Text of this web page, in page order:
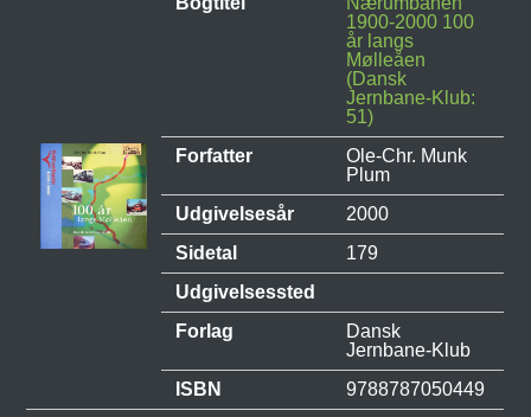
1900-2000 100
år langs
Mølleåen
(Dansk
Jernbane-Klub:
51)
Forfatter
Ole-Chr. Munk
Plum
Udgivelsesår
2000
Sidetal
179
Udgivelsessted
Forlag
Dansk
Jernbane-Klub
ISBN
9788787050449